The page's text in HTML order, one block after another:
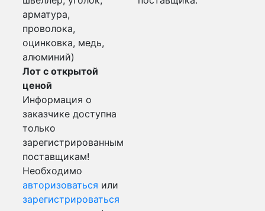
арматура,
проволока,
оцинковка, медь,
алюминий)
Лот с открытой
ценой
Информация о
заказчике доступна
только
зарегистрированным
поставщикам!
Необходимо
авторизоваться или
зарегистрироваться